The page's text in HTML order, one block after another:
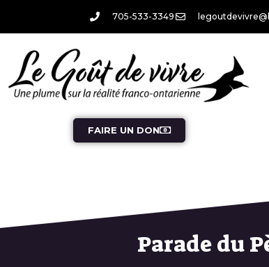
705-533-3349
FAIRE UN DON
Parade du